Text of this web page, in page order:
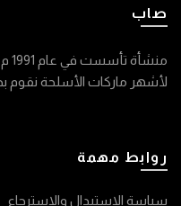
صاب
لأشهر ماركات الأسلحة نقوم بخدمتكم من
روابط مهمة
سياسة الاستبدال والاسترجاع